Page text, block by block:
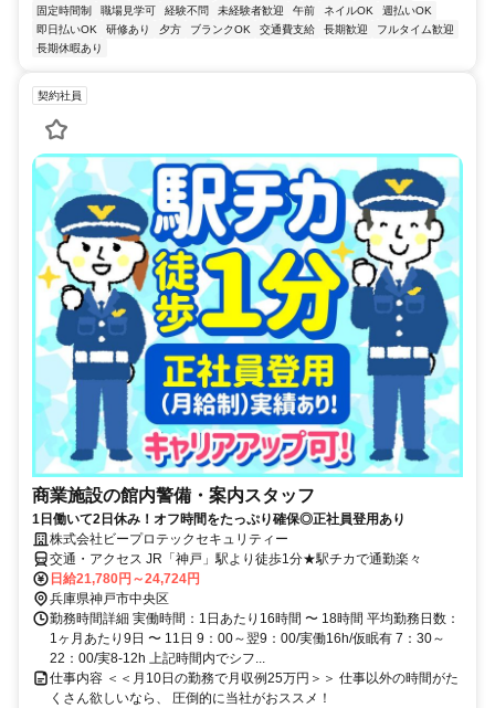
固定時間制
職場見学可 経験不問 未経験者歓迎 午前 ネイルOK
週払いOK
即日払いOK
研修あり 夕方 ブランクOK 交通費支給 長期歓迎
フルタイム歓迎
長期休暇あり
契約社員
商業施設の館内警備・案内スタッフ
1日働いて2日休み！オフ時間をたっぷり確保◎正社員登用あり
株式会社ビープロテックセキュリティー
交通・アクセス JR「神戸」駅より徒歩1分★駅チカで通勤楽々
日給21,780円～24,724円
兵庫県神戸市中央区
勤務時間詳細 実働時間：1日あたり16時間 〜 18時間 平均勤務日数：
1ヶ月あたり9日 〜 11日 9：00～翌9：00/実働16h/仮眠有 7：30～
22：00/実8-12h 上記時間内でシフ...
仕事内容 ＜＜月10日の勤務で月収例25万円＞＞ 仕事以外の時間がた
くさん欲しいなら、 圧倒的に当社がおススメ！